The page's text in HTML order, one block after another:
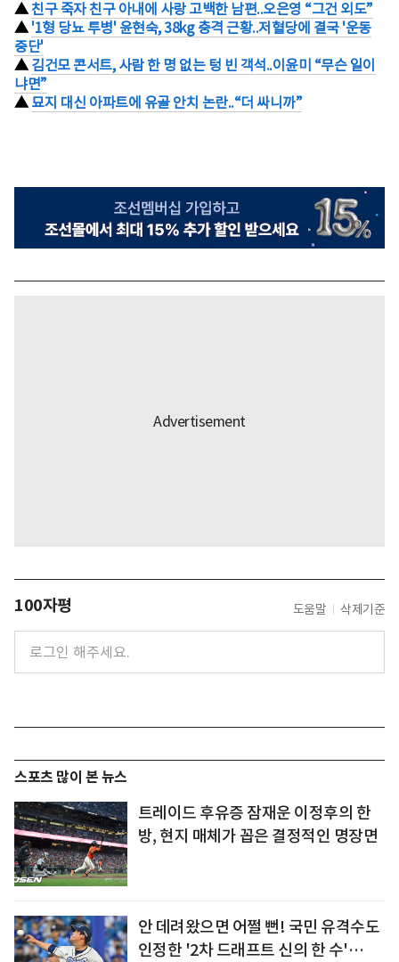
▲친구 죽자 친구 아내에 사랑 고백한 남편..오은영 “그건 외도”
▲ '1형 당뇨 투병' 윤현숙, 38kg 충격 근황..저혈당에 결국 '운동
중단'
▲ 김건모 콘서트, 사람 한 명 없는 텅 빈 객석..이윤미 “무슨 일이
냐면”
▲ 묘지 대신 아파트에 유골 안치 논란..“더 싸니까”
100자평 도움말 삭제기준
스포츠 많이 본 뉴스
트레이드 후유증 잠재운 이정후의 한
방, 현지 매체가 꼽은 결정적인 명장면
안 데려왔으면 어쩔 뻔! 국민 유격수도
인정한 '2차 드래프트 신의 한 수'…